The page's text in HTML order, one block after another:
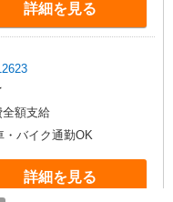
詳細を見る
全額支給
・バイク通勤OK
詳細を見る